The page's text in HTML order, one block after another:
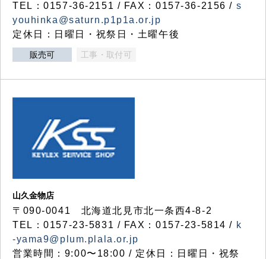
TEL：0157-36-2151 / FAX：0157-36-2156 / s
youhinka@saturn.p1p1a.or.jp
定休日：日曜日・祝祭日・土曜午後
販売可 工事・取付可
山久金物店
〒090-0041 北海道北見市北一条西4-8-2
TEL：0157-23-5831 / FAX：0157-23-5814 / k
-yama9@plum.plala.or.jp
営業時間：9:00〜18:00 / 定休日：日曜日・祝祭